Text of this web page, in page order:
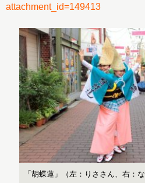
attachment_id=149413
「胡蝶蓮」（左：りささん、右：な